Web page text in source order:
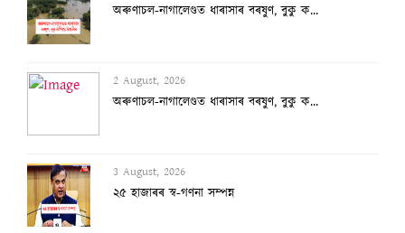
অৰুণাচল-নাগালেণ্ডত ধাৰাসাৰ বৰষুণ, বুকু ক...
3 August, 2026
২৫ হাজাৰৰ স্ব-গণনা সম্পন্ন
3 August, 2026
অসমৰ বানক ৰাষ্ট্ৰীয় সমস্যা ঘোষণাৰ দাবীত...